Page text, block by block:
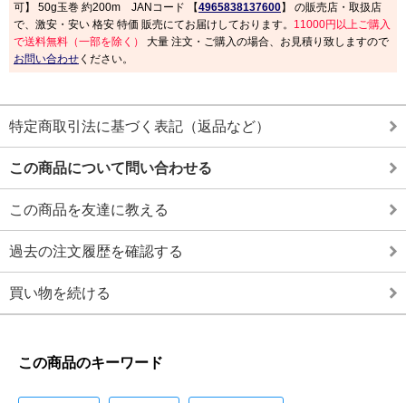
可】 50g玉巻 約200m JANコード 【4965838137600】 の販売店・取扱店
で、激安・安い 格安 特価 販売にてお届けしております。 11000円以上ご購入
で送料無料（一部を除く）
大量 注文・ご購入の場合、お見積り致しますので
お問い合わせ ください。
特定商取引法に基づく表記（返品など）
この商品について問い合わせる
この商品を友達に教える
過去の注文履歴を確認する
買い物を続ける
この商品のキーワード